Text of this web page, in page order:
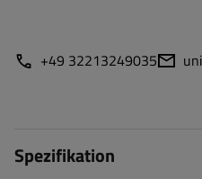
+49 32213249035
Spezifikation